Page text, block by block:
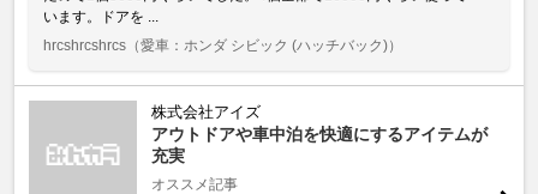
います。ドアを ...
hrcshrcshrcs （愛車：ホンダ シビック (ハッチバック)）
株式会社アイズ
アウトドアや車中泊を快適にするアイテムが
充実
オススメ記事